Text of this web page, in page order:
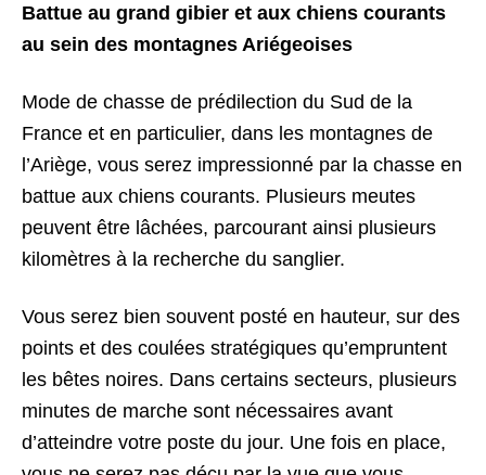
Battue au grand gibier et aux chiens courants
au sein des montagnes Ariégeoises
Mode de chasse de prédilection du Sud de la
France et en particulier, dans les montagnes de
l’Ariège, vous serez impressionné par la chasse en
battue aux chiens courants. Plusieurs meutes
peuvent être lâchées, parcourant ainsi plusieurs
kilomètres à la recherche du sanglier.
Vous serez bien souvent posté en hauteur, sur des
points et des coulées stratégiques qu’empruntent
les bêtes noires. Dans certains secteurs, plusieurs
minutes de marche sont nécessaires avant
d’atteindre votre poste du jour. Une fois en place,